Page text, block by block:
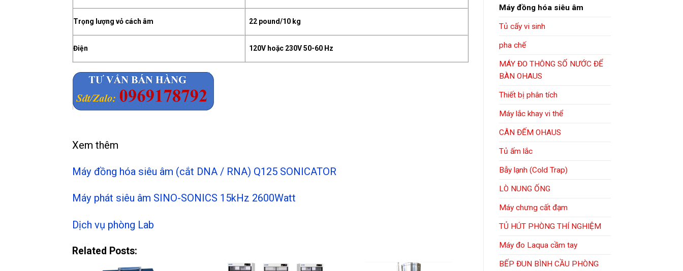
Máy đồng hóa siêu âm
Tủ cấy vi sinh
pha chế
MÁY ĐO THÔNG SỐ NƯỚC ĐỂ
BÀN OHAUS
Thiết bị phân tích
Máy lắc khay vi thể
CÂN ĐẾM OHAUS
Tủ ấm lắc
Bẫy lạnh (Cold Trap)
LÒ NUNG ỐNG
Máy chưng cất đạm
TỦ HÚT PHÒNG THÍ NGHIỆM
Máy đo Laqua cầm tay
BẾP ĐUN BÌNH CẦU PHÒNG
Trọng lượng vỏ cách âm 22 pound/10 kg
Điện 120V hoặc 230V 50-60 Hz
Xem thêm
Máy đồng hóa siêu âm (cắt DNA / RNA) Q125 SONICATOR
Máy phát siêu âm SINO-SONICS 15kHz 2600Watt
Dịch vụ phòng Lab
Related Posts: